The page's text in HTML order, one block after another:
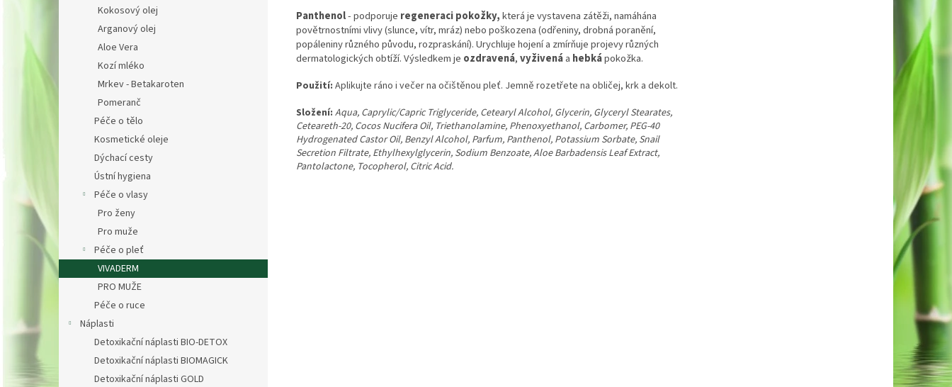
Kokosový olej
Arganový olej
Aloe Vera
Kozí mléko
Mrkev - Betakaroten
Pomeranč
Péče o tělo
Kosmetické oleje
Dýchací cesty
Ústní hygiena
Péče o vlasy
Pro ženy
Pro muže
Péče o pleť
VIVADERM
PRO MUŽE
Péče o ruce
Náplasti
Detoxikační náplasti BIO-DETOX
Detoxikační náplasti BIOMAGICK
Detoxikační náplasti GOLD
Panthenol- podporuje regeneraci pokožky,která je vystavena zátěži, namáhána
povětrnostními vlivy (slunce, vítr, mráz) nebo poškozena (odřeniny, drobná poranění,
popáleniny různého původu, rozpraskání). Urychluje hojení a zmírňuje projevy různých
dermatologických obtíží. Výsledkem je ozdravená,vyživenáa hebkápokožka.
Použití: Aplikujte ráno i večer na očištěnou pleť. Jemně rozetřete na obličej, krk a dekolt.
Složení: Aqua, Caprylic/Capric Triglyceride, Cetearyl Alcohol, Glycerin, Glyceryl Stearates,
Ceteareth-20, Cocos Nucifera Oil, Triethanolamine, Phenoxyethanol, Carbomer, PEG-40
Hydrogenated Castor Oil, Benzyl Alcohol, Parfum, Panthenol, Potassium Sorbate, Snail
Secretion Filtrate, Ethylhexylglycerin, Sodium Benzoate, Aloe Barbadensis Leaf Extract,
Pantolactone, Tocopherol, Citric Acid.